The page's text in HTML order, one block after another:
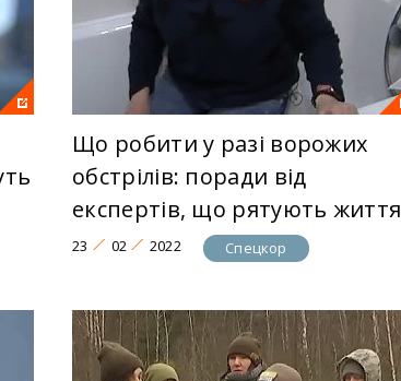
Що робити у разі ворожих
обстрілів: поради від
експертів, що рятують життя
23 02 2022 Спецкор